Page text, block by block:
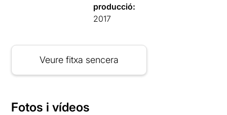
producció:
2017
Veure fitxa sencera
Fotos i vídeos